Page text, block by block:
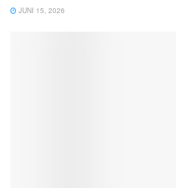
JUNI 15, 2026